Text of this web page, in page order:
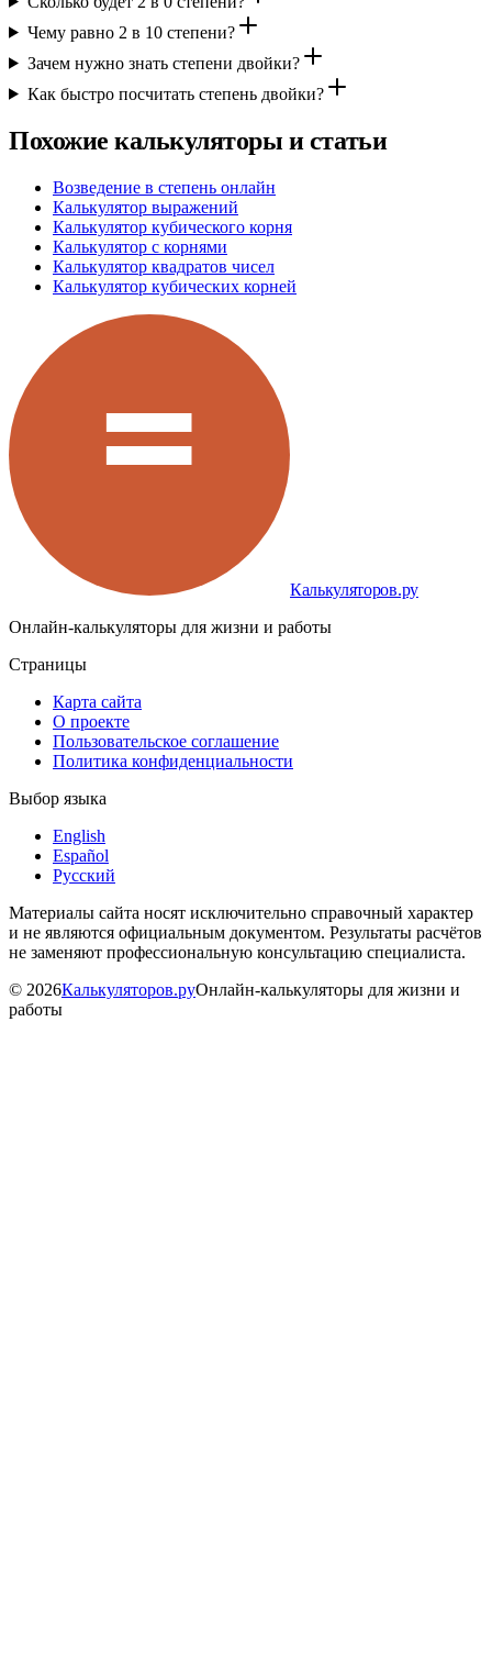
Чему равно 2 в 10 степени?
Зачем нужно знать степени двойки?
Как быстро посчитать степень двойки?
Похожие калькуляторы и статьи
Возведение в степень онлайн
Калькулятор выражений
Калькулятор кубического корня
Калькулятор с корнями
Калькулятор квадратов чисел
Калькулятор кубических корней
Калькуляторов.ру
Онлайн-калькуляторы для жизни и работы
Страницы
Карта сайта
О проекте
Пользовательское соглашение
Политика конфиденциальности
Выбор языка
English
Español
Русский
Материалы сайта носят исключительно справочный характер
и не являются официальным документом. Результаты расчётов
не заменяют профессиональную консультацию специалиста.
© 2026Калькуляторов.руОнлайн-калькуляторы для жизни и
работы